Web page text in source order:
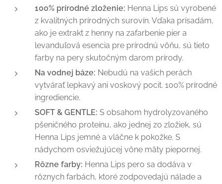
100% prírodné zloženie: Henna Lips sú vyrobené
z kvalitných prírodných surovín. Vďaka prísadám,
ako je extrakt z henny na zafarbenie pier a
levanduľová esencia pre prírodnú vôňu, sú tieto
farby na pery skutočným darom prírody.
Na vodnej báze: Nebudú na vašich perách
vytvárať lepkavý ani voskový pocit. 100% prírodné
ingrediencie.
SOFT & GENTLE: S obsahom hydrolyzovaného
pšeničného proteínu, ako jednej zo zložiek, sú
Henna Lips jemné a vláčne k pokožke. S
nádychom osviežujúcej vône mäty piepornej.
Rôzne farby: Henna Lips pero sa dodáva v
rôznych farbách, ktoré zodpovedajú nálade a